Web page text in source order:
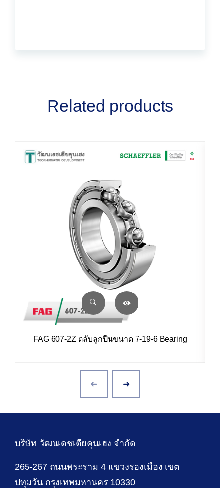
Related products
FAG 607-2Z ตลับลูกปืนขนาด 7-19-6 Bearing
บริษัท วัฒนเดชเตียคุนเฮง จำกัด
265-267 ถนนพระราม 4 แขวงรองเมือง เขต
ปทุมวัน กรุงเทพมหานคร 10330